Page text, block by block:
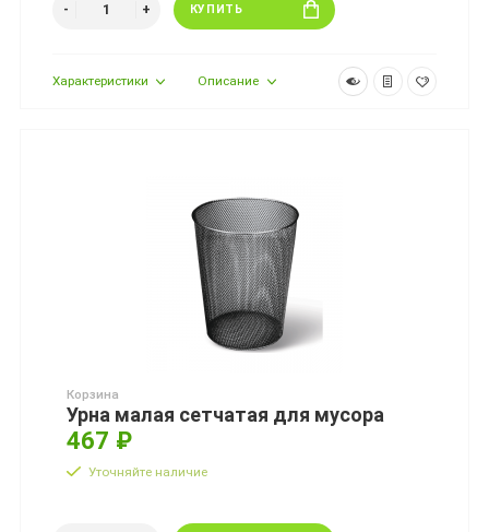
КУПИТЬ
Характеристики Описание
Корзина
Урна малая сетчатая для мусора
467 ₽
Уточняйте наличие